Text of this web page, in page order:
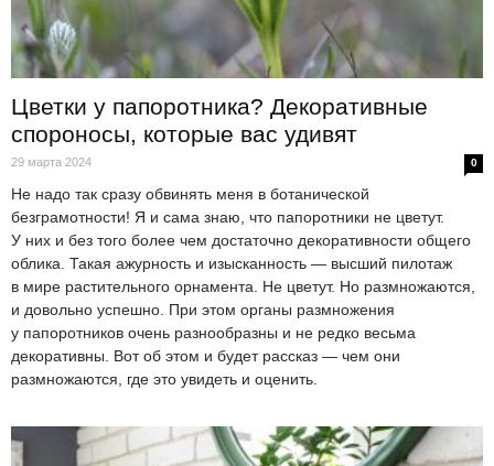
Цветки у папоротника? Декоративные
спороносы, которые вас удивят
29 марта 2024 0
Не надо так сразу обвинять меня в ботанической
безграмотности! Я и сама знаю, что папоротники не цветут.
У них и без того более чем достаточно декоративности общего
облика. Такая ажурность и изысканность — высший пилотаж
в мире растительного орнамента. Не цветут. Но размножаются,
и довольно успешно. При этом органы размножения
у папоротников очень разнообразны и не редко весьма
декоративны. Вот об этом и будет рассказ — чем они
размножаются, где это увидеть и оценить.